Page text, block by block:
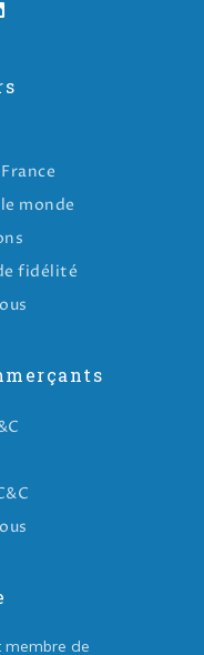
monde
fidélité
membre de